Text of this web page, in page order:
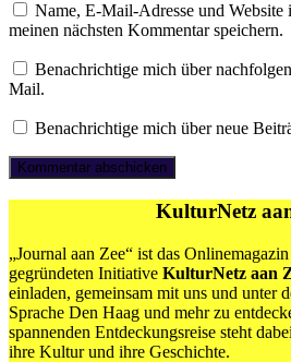
Name, E-Mail-Adresse und Website
meinen nächsten Kommentar speichern.
Benachrichtige mich über
Mail.
Benachrichtige mich über neue
KulturNetz
„Journal aan Zee“ ist das
gegründeten Initiative KulturNetz aan
einladen, gemeinsam mit uns und unter
Sprache Den Haag und mehr zu
spannenden Entdeckungsreise steht
ihre Kultur und ihre Geschichte.